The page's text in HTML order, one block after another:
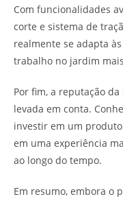
Com funcionalidades
corte e sistema de
realmente se adapta
trabalho no jardim
Por fim, a reputação
levada em conta.
investir em um
em uma experiência
ao longo do tempo.
Em resumo, embora o